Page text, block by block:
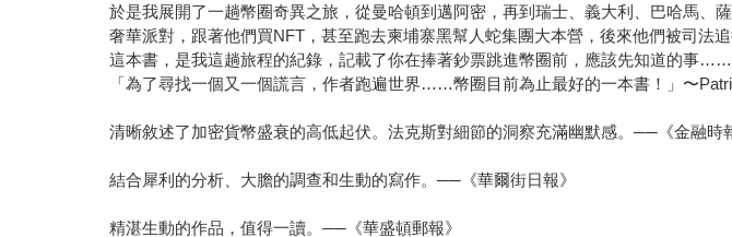
於是我展開了一趟幣圈奇異之旅，從曼哈頓到邁阿密，再到瑞士、義大利、巴哈馬
奢華派對，跟著他們買NFT，甚至跑去柬埔寨黑幫人蛇集團大本營，後來他們被司法
這本書，是我這趟旅程的紀錄，記載了你在捧著鈔票跳進幣圈前，應該先知道的事……
「為了尋找一個又一個謊言，作者跑遍世界……幣圈目前為止最好的一本書！」〜
清晰敘述了加密貨幣盛衰的高低起伏。法克斯對細節的洞察充滿幽默感。──《金融時
結合犀利的分析、大膽的調查和生動的寫作。──《華爾街日報》
精湛生動的作品，值得一讀。──《華盛頓郵報》